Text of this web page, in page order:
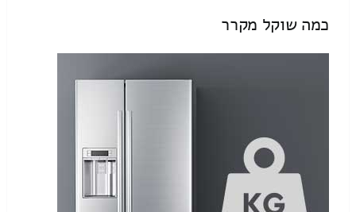
כמה שוקל מקרר